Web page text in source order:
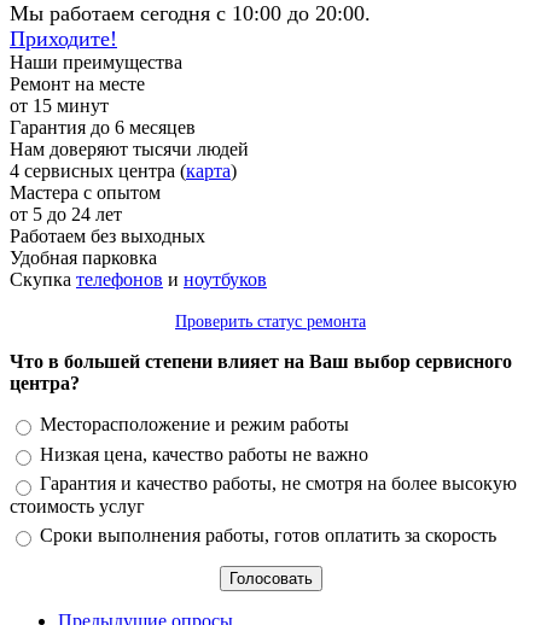
Мы работаем сегодня с 10:00 до 20:00.
Приходите!
Наши преимущества
Ремонт на месте
от 15 минут
Гарантия до 6 месяцев
Нам доверяют тысячи людей
4 сервисных центра (карта)
Мастера с опытом
от 5 до 24 лет
Работаем без выходных
Удобная парковка
Скупка телефонов и ноутбуков
Проверить статус ремонта
Что в большей степени влияет на Ваш выбор сервисного
центра?
Варианты
Месторасположение и режим работы
Низкая цена, качество работы не важно
Гарантия и качество работы, не смотря на более высокую
стоимость услуг
Сроки выполнения работы, готов оплатить за скорость
Предыдущие опросы